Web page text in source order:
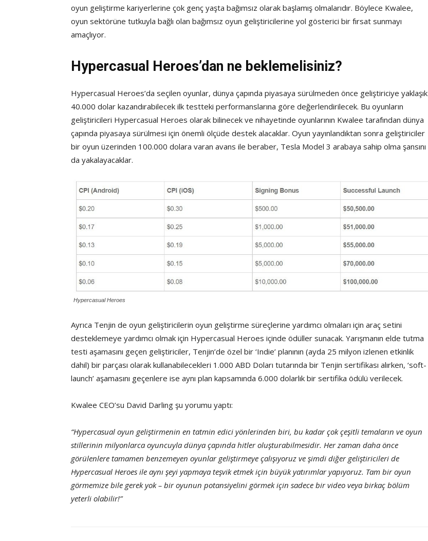
oyun geliştirme kariyerlerine çok genç yaşta bağımsız olarak başlamış olmalarıdır. Böylece Kwalee,
oyun sektörüne tutkuyla bağlı olan bağımsız oyun geliştiricilerine yol gösterici bir fırsat sunmayı
amaçlıyor.
Hypercasual Heroes’dan ne beklemelisiniz?
Hypercasual Heroes’da seçilen oyunlar, dünya çapında piyasaya sürülmeden önce geliştiriciye yaklaşık
40.000 dolar kazandırabilecek ilk testteki performanslarına göre değerlendirilecek. Bu oyunların
geliştiricileri Hypercasual Heroes olarak bilinecek ve nihayetinde oyunlarının Kwalee tarafından dünya
çapında piyasaya sürülmesi için önemli ölçüde destek alacaklar. Oyun yayınlandıktan sonra geliştiriciler
bir oyun üzerinden 100.000 dolara varan avans ile beraber, Tesla Model 3 arabaya sahip olma şansını
da yakalayacaklar.
Hypercasual Heroes
Ayrıca Tenjin de oyun geliştiricilerin oyun geliştirme süreçlerine yardımcı olmaları için araç setini
desteklemeye yardımcı olmak için Hypercasual Heroes içinde ödüller sunacak. Yarışmanın elde tutma
testi aşamasını geçen geliştiriciler, Tenjin’de özel bir ‘Indie’ planının (ayda 25 milyon izlenen etkinlik
dahil) bir parçası olarak kullanabilecekleri 1.000 ABD Doları tutarında bir Tenjin sertifikası alırken, ‘soft-
launch’ aşamasını geçenlere ise aynı plan kapsamında 6.000 dolarlık bir sertifika ödülü verilecek.
Kwalee CEO’su David Darling şu yorumu yaptı:
“Hypercasual oyun geliştirmenin en tatmin edici yönlerinden biri, bu kadar çok çeşitli temaların ve oyun
stillerinin milyonlarca oyuncuyla dünya çapında hitler oluşturabilmesidir. Her zaman daha önce
görülenlere tamamen benzemeyen oyunlar geliştirmeye çalışıyoruz ve şimdi diğer geliştiricileri de
Hypercasual Heroes ile aynı şeyi yapmaya teşvik etmek için büyük yatırımlar yapıyoruz. Tam bir oyun
görmemize bile gerek yok – bir oyunun potansiyelini görmek için sadece bir video veya birkaç bölüm
yeterli olabilir!”